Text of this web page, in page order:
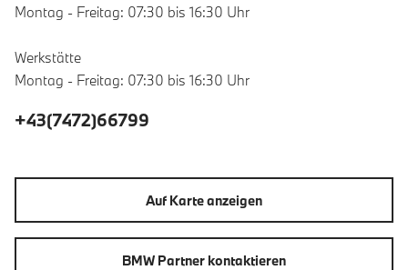
Montag - Freitag: 07:30 bis 16:30 Uhr
Werkstätte
Montag - Freitag: 07:30 bis 16:30 Uhr
+43(7472)66799
Auf Karte anzeigen
BMW Partner kontaktieren